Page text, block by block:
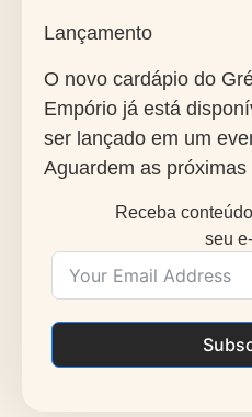
Lançamento
O novo cardápio do
Empório já está
ser lançado em um
Aguardem as
Receba
seu